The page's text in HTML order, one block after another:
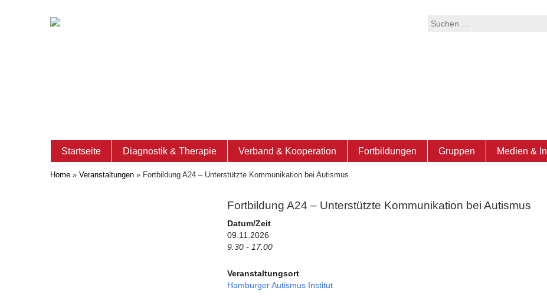
Suchen
Startseite Diagnostik & Therapie Verband & Kooperation Fortbildungen Gruppen Medien &
Home » Veranstaltungen » Fortbildung A24 – Unterstützte Kommunikation bei Autismus
Fortbildung A24 – Unterstützte Kommunikation bei Autismus
Datum/Zeit
09.11.2026
9:30 - 17:00
Veranstaltungsort
Hamburger Autismus Institut